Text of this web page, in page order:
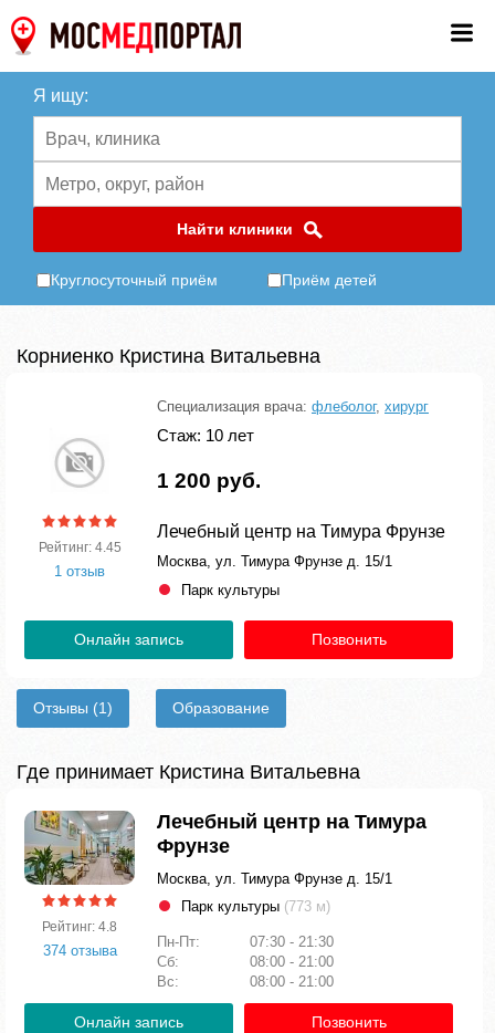
Я ищу:
Найти клиники
Круглосуточный приём Приём детей
Корниенко Кристина Витальевна
Рейтинг: 4.45
1 отзыв
Специализация врача: флеболог, хирург
Стаж: 10 лет
1 200 руб.
Лечебный центр на Тимура Фрунзе
Москва, ул. Тимура Фрунзе д. 15/1
Парк культуры
Онлайн запись Позвонить
Отзывы (1) Образование
Где принимает Кристина Витальевна
Рейтинг: 4.8
374 отзыва
Лечебный центр на Тимура
Фрунзе
Москва, ул. Тимура Фрунзе д. 15/1
Парк культуры (773 м)
Пн-Пт:
07:30 - 21:30
Сб:
08:00 - 21:00
Вс:
08:00 - 21:00
Онлайн запись Позвонить